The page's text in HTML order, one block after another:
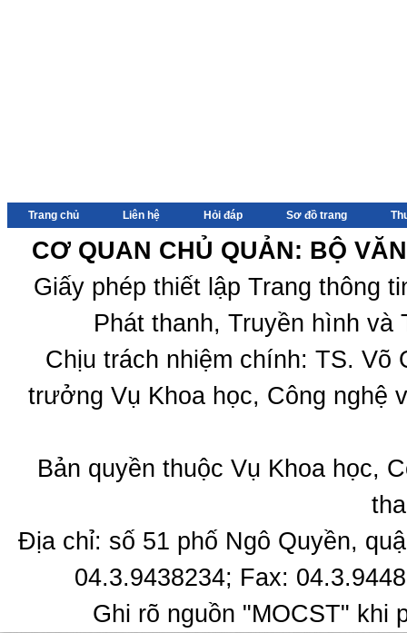
Trang chủ Liên hệ Hỏi đáp Sơ đồ trang
CƠ QUAN CHỦ QUẢN: BỘ
Giấy phép thiết lập Trang thông
Phát thanh, Truyền hình
Chịu trách nhiệm chính: TS.
trưởng Vụ Khoa học, Công nghệ
Bản quyền thuộc Vụ Khoa học,
Địa chỉ: số 51 phố Ngô Quyền,
04.3.9438234; Fax:
Ghi rõ nguồn "MOCST" khi